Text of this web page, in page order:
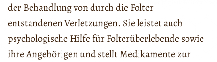
der Behandlung von durch die Folter
entstandenen Verletzungen. Sie leistet auch
psychologische Hilfe für Folterüberlebende sowie
ihre Angehörigen und stellt Medikamente zur